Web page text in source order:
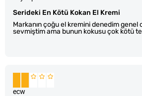
Serideki En Kötü Kokan El Kremi
Markanın çoğu el kremini denedim genel
sevmiştim ama bunun kokusu çok kötü
ecw